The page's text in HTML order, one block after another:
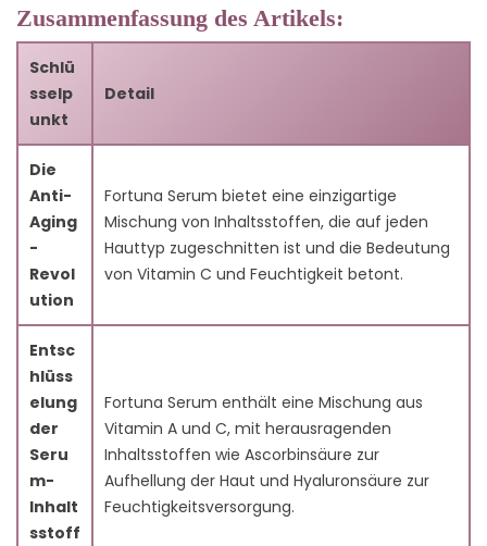
7. Anwendungsmaster: Tipps zur Steigerung der
Wirksamkeit Ihres Fortuna Serums
8. Fallstricke vermeiden: Häufige Fehler bei der Auswahl
und Anwendung von Anti-Aging-Seren
8.1. 1. Keinen Hauttest durchführen:
8.3. 3. Dem Produkt nicht genügend Zeit geben:
8.4. 4. Falsche Lagerung:
8.5. 6. Verwechseln von Seren mit
Feuchtigkeitscremes:
9. Häufig gestellte Fragen
9.1. Q1: Was unterscheidet Fortuna Serum von
9.2. Q2: Wie behandelt Fortuna Serum die Aufhellung
der Haut?
9.3. Q3: Was ist der Unterschied zwischen Seren und
Feuchtigkeitscremes?
9.4. Q4: Wie passt sich Fortuna Serum verschiedenen
Hauttypen an?
9.5. Q5: Kann Fortuna Serum bei Falten und dunklen
Flecken helfen?
Zusammenfassung des Artikels:
Schlü
sselp
unkt
Detail
Die
Anti-
Aging
-
Revol
ution
Fortuna Serum bietet eine einzigartige
Mischung von Inhaltsstoffen, die auf jeden
Hauttyp zugeschnitten ist und die Bedeutung
von Vitamin C und Feuchtigkeit betont.
Entsc
hlüss
elung
der
Seru
m-
Inhalt
sstoff
Fortuna Serum enthält eine Mischung aus
Vitamin A und C, mit herausragenden
Inhaltsstoffen wie Ascorbinsäure zur
Aufhellung der Haut und Hyaluronsäure zur
Feuchtigkeitsversorgung.